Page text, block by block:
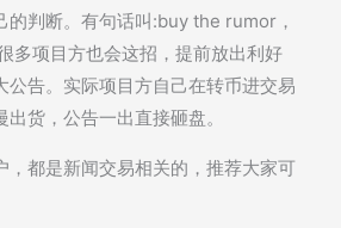
的判断。有句话叫:buy the rumor，
多项目方也会这招，提前放出利好
公告。实际项目方自己在转币进交易
货，公告一出直接砸盘。
，都是新闻交易相关的，推荐大家可